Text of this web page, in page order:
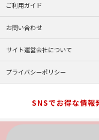
ご利用ガイド
お問い合わせ
サイト運営会社について
プライバシーポリシー
SNSでお得な情報